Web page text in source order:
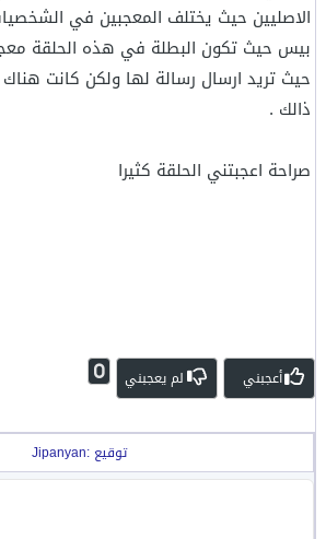
الاصليين حيث يختلف المعجبين في
بيس حيث تكون البطلة في هذه الحلقة
حيث تريد ارسال رسالة لها ولكن كانت
ذالك .
صراحة اعجبتني الحلقة كثيرا
أعجبني لم يعجبني 0
توقيع :Jipanyan